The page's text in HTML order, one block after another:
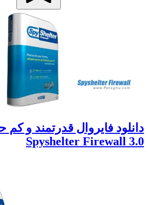
فایروال قدرتمند و کم حجم
Spyshelter Firewall